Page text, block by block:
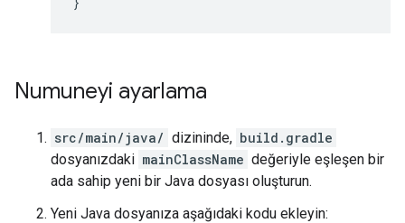
Numuneyi ayarlama
src/main/java/ dizininde, build.gradle
dosyanızdaki mainClassName değeriyle eşleşen bir
ada sahip yeni bir Java dosyası oluşturun.
Yeni Java dosyanıza aşağıdaki kodu ekleyin: